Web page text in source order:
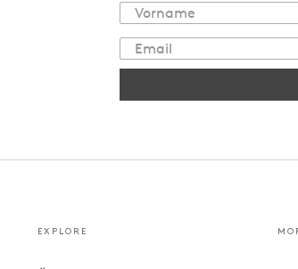
EXPLORE